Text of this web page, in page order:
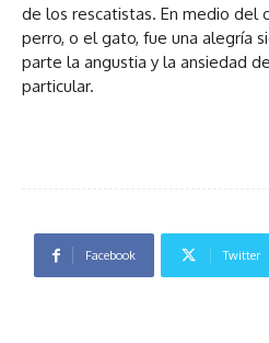
de los rescatistas. En medio del
perro, o el gato, fue una alegría
parte la angustia y la ansiedad
particular.
Facebook Twitter